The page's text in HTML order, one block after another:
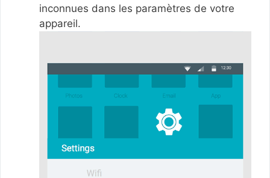
inconnues dans les paramètres de votre
appareil.